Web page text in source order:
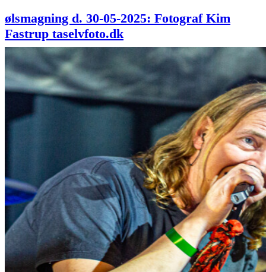
ølsmagning d. 30-05-2025: Fotograf Kim
Fastrup taselvfoto.dk